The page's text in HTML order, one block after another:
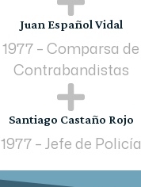
Juan Español Vidal
1977 – Comparsa de
Contrabandistas

Santiago Castaño Rojo
1977 – Jefe de Policía